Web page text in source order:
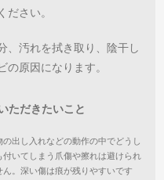
ださい。
、汚れを拭き取り、陰干し
の原因になります。
ただきたいこと
の出し入れなどの動作の中でどうし
付いてしまう爪傷や擦れは避けられ
ん。深い傷は痕が残りやすいです